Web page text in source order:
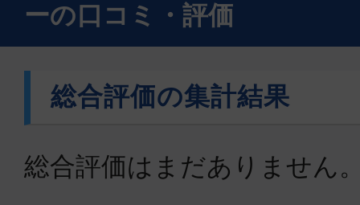
ーの口コミ・評価
総合評価の集計結果
総合評価はまだありません